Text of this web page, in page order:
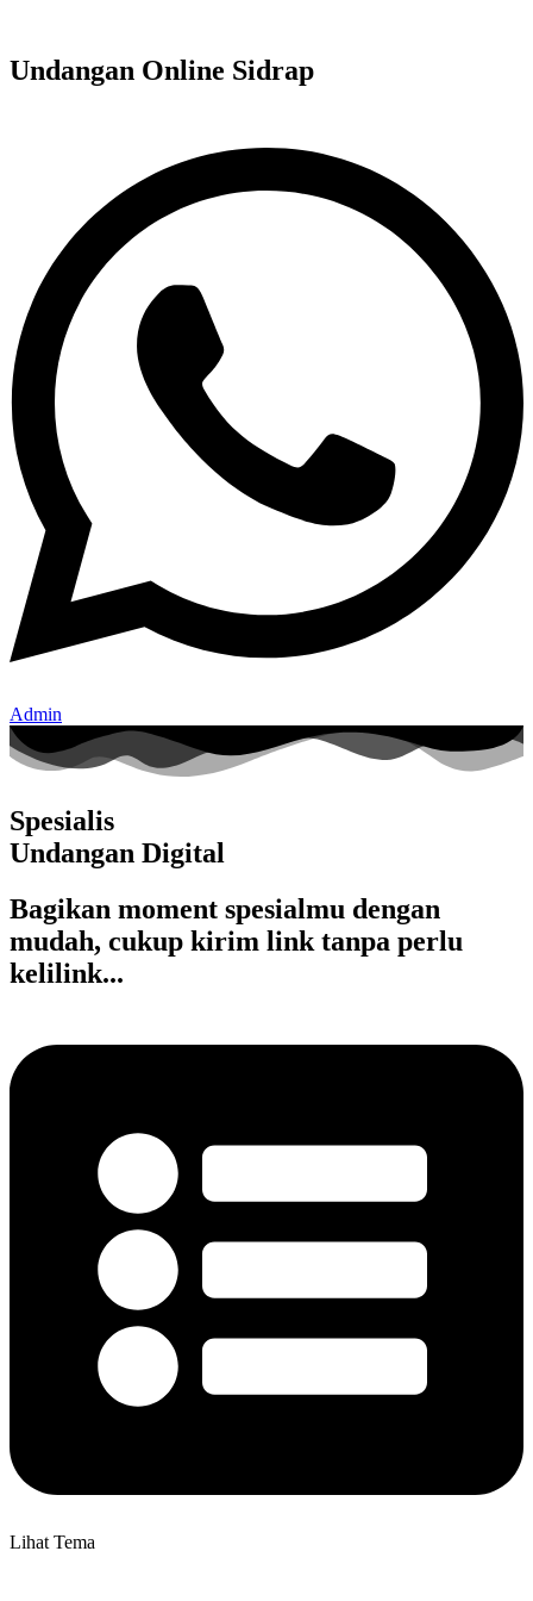
Undangan Online Sidrap
Admin
Spesialis
Undangan Digital
Bagikan moment spesialmu dengan
mudah, cukup kirim link tanpa perlu
kelilink...
Lihat Tema